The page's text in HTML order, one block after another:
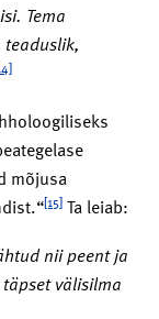
Tema
mõjusa
[15] Ta leiab:
nii peent ja
välisilma